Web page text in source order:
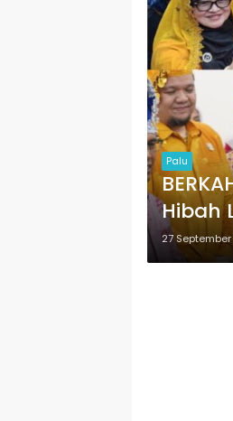
Palu
Hibah
27